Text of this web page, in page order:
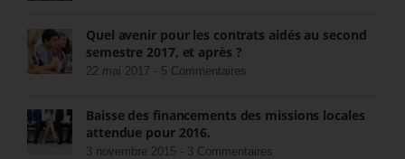
Quel avenir pour les contrats aidés au second
semestre 2017, et après ?
22 mai 2017 - 5 Commentaires
Baisse des financements des missions locales
attendue pour 2016.
3 novembre 2015 - 3 Commentaires